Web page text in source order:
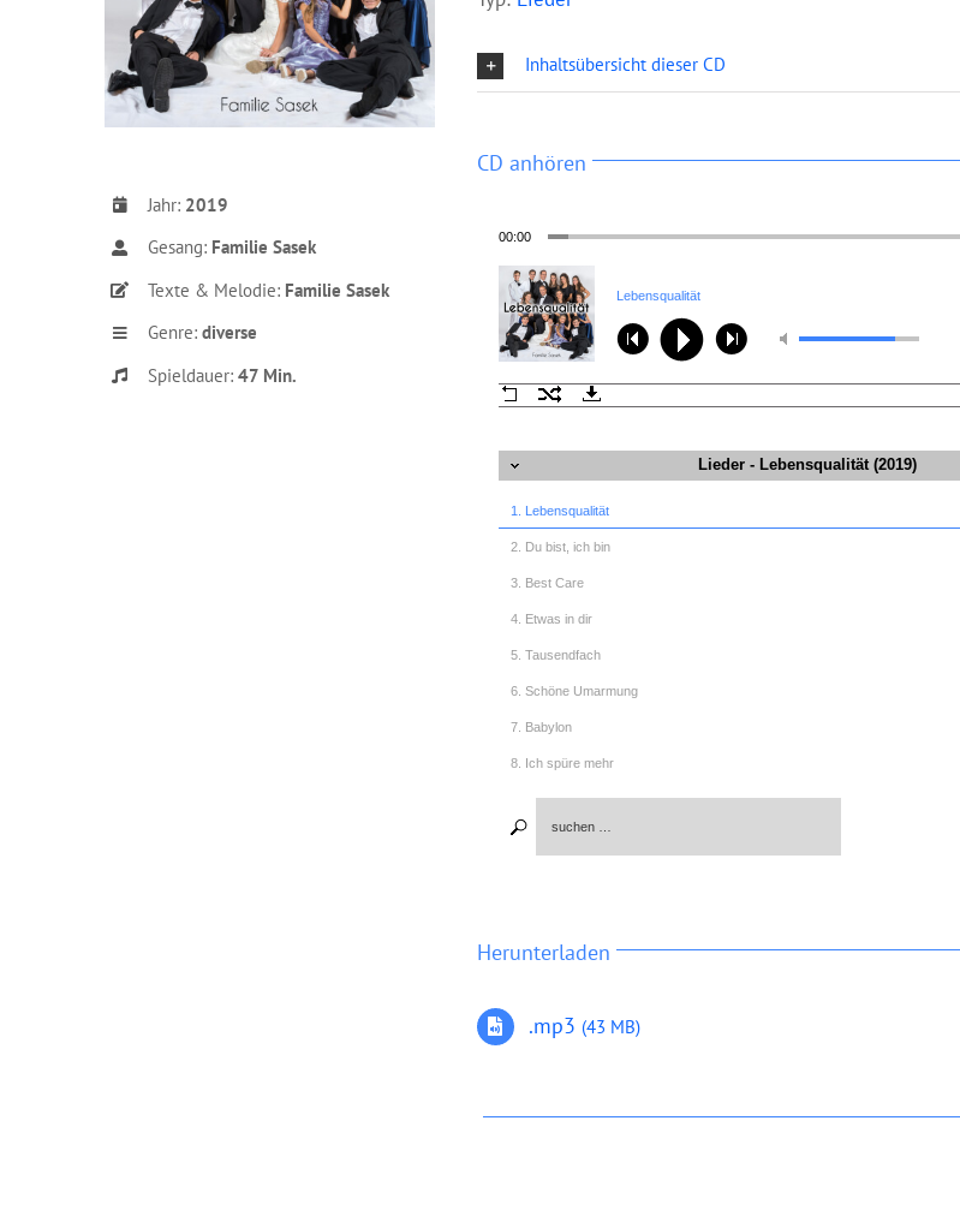
Jahr: 2019
Gesang: Familie Sasek
Texte & Melodie: Familie Sasek
Genre: diverse
Spieldauer: 47 Min.
Inhaltsübersicht dieser CD
CD anhören
00:00
Lebensqualität
Lieder - Lebensqualität (2019)
1. Lebensqualität
2. Du bist, ich bin
3. Best Care
4. Etwas in dir
5. Tausendfach
6. Schöne Umarmung
7. Babylon
8. Ich spüre mehr
9. Tausend Worte - Alternate Version
10. Wie eine Braut
Herunterladen
.mp3 (43 MB)